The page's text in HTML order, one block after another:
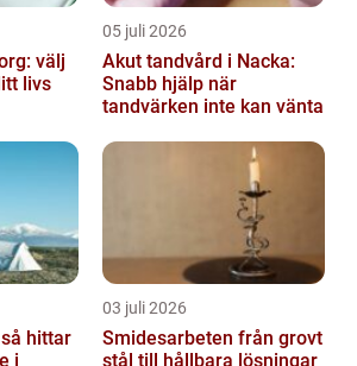
välj
livs
05 juli 2026
Akut tandvård i Nacka:
Snabb hjälp när
tandvärken inte kan vänta
i
03 juli 2026
Smidesarbeten från grovt
stål till hållbara lösningar